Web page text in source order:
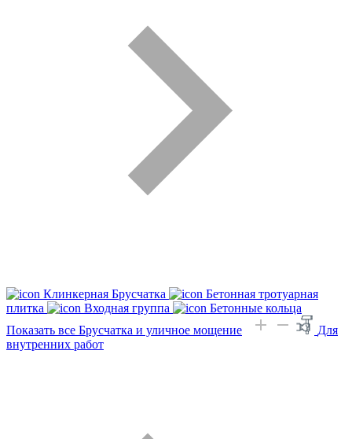
Клинкерная Брусчатка
Бетонная тротуарная
плитка
Входная группа
Бетонные кольца
Показать все Брусчатка и уличное мощение
Для
внутренних работ